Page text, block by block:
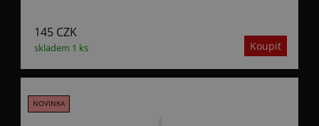
skladem 1 ks
145 CZK